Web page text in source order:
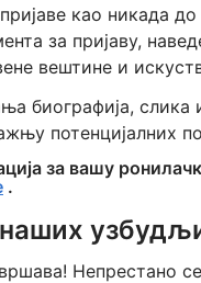
као никада
за пријаву,
вештине и
биографија,
потенцијалних
за вашу
.
Непрестано